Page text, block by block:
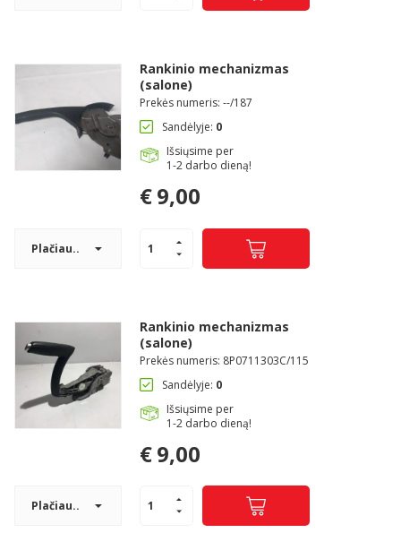
Rankinio mechanizmas
(salone)
Prekės numeris: --/187
Sandėlyje: 0
Išsiųsime per
1-2 darbo dieną!
€9,00
Plačiau..
Rankinio mechanizmas
(salone)
Prekės numeris: 8P0711303C/115
Sandėlyje: 0
Išsiųsime per
1-2 darbo dieną!
€9,00
Plačiau..